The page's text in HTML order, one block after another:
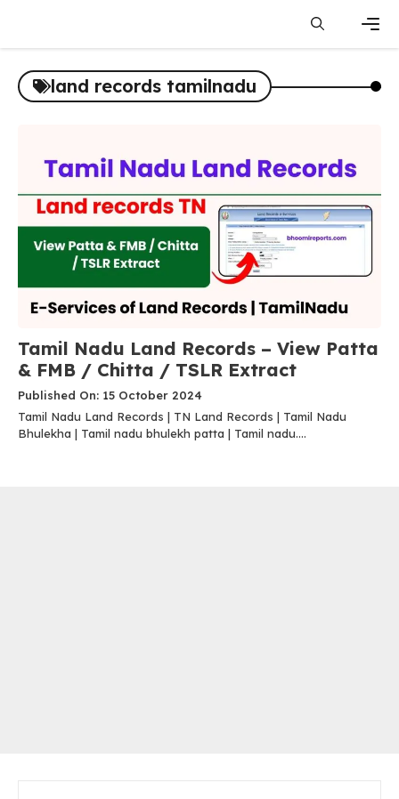
content
land records tamilnadu
Tamil Nadu Land Records – View Patta
& FMB / Chitta / TSLR Extract
Published On: 15 October 2024
Tamil Nadu Land Records | TN Land Records | Tamil Nadu
Bhulekha | Tamil nadu bhulekh patta | Tamil nadu....